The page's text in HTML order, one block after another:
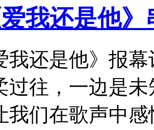
爱我还是他
我还是他》报
过往，一边是
我们在歌声中